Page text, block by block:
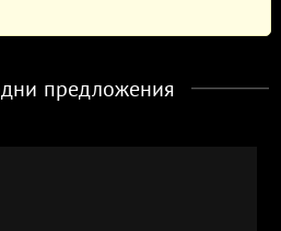
предложения